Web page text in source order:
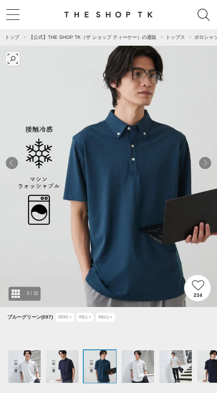
トップ 【公式】THE SHOP TK（ザ ショップ ティーケー）の通販 トップス ポロシャ
ブルーグリーン(097) 02(M) × 03(L) × 04(LL) ×
3 / 32 234